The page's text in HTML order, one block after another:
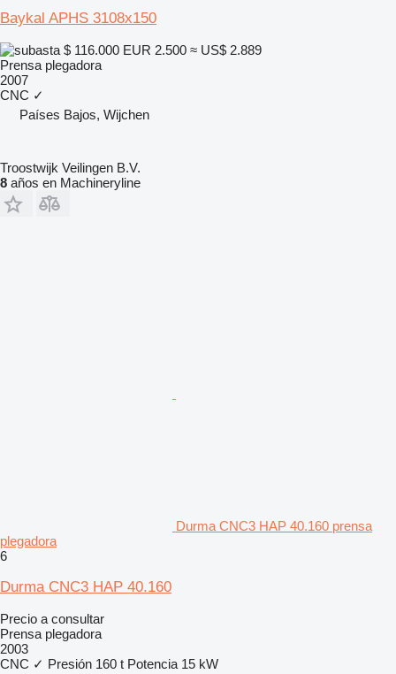
Baykal APHS 3108x150
$ 116.000 EUR 2.500 ≈ US$ 2.889
Prensa plegadora
2007
CNC ✓
Países Bajos, Wijchen
Troostwijk Veilingen B.V.
8 años en Machineryline
Durma CNC3 HAP 40.160 prensa
plegadora
6
Durma CNC3 HAP 40.160
Precio a consultar
Prensa plegadora
2003
CNC ✓ Presión 160 t Potencia 15 kW